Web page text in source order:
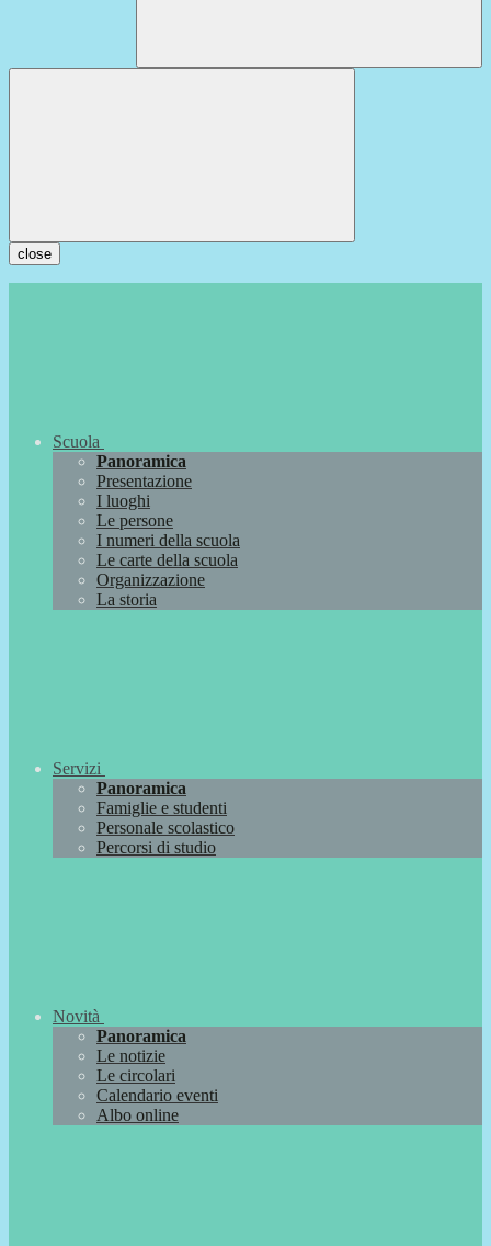
close
Scuola
Panoramica
Presentazione
I luoghi
Le persone
I numeri della scuola
Le carte della scuola
Organizzazione
La storia
Servizi
Panoramica
Famiglie e studenti
Personale scolastico
Percorsi di studio
Novità
Panoramica
Le notizie
Le circolari
Calendario eventi
Albo online